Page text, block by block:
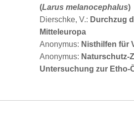
(Larus melanocephalus)
Dierschke, V.: Durchzug
Mitteleuropa
Anonymus: Nisthilfen für
Anonymus: Naturschutz-
Untersuchung zur Etho-